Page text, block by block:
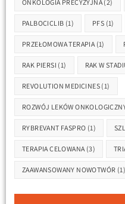
ONKOLOGIA PRECYZYJNA (2)
PALBOCICLIB (1) PFS (1)
PRZEŁOMOWA TERAPIA (1)
RAK PIERSI (1) RAK W
REVOLUTION MEDICINES (1)
ROZWÓJ LEKÓW
RYBREVANT FASPRO (1)
TERAPIA CELOWANA (3)
ZAAWANSOWANY NOWOTWÓR (1)